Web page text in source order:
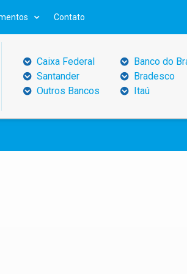
Contato
Caixa Federal
Santander
Outros Bancos
Banco do
Bradesco
Itaú